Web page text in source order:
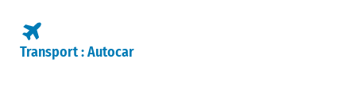
Transport : Autocar